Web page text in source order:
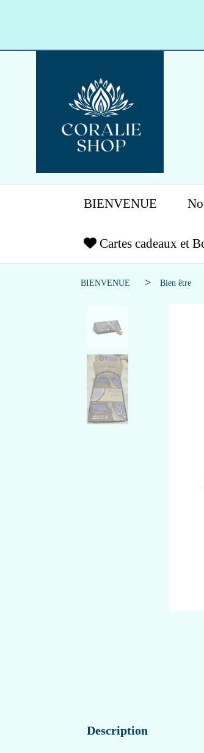
BIENVENUE
Cartes cadeaux et
BIENVENUE Bien être
Description